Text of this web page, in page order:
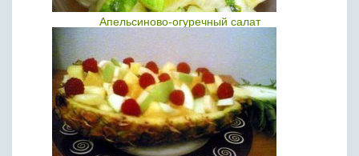
Апельсиново-огуречный салат